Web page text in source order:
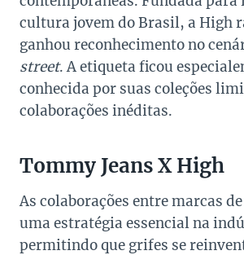
cultura jovem do Brasil, a High
ganhou reconhecimento no
street. A etiqueta ficou
conhecida por suas coleções
colaborações inéditas.
Tommy Jeans X High
As colaborações entre marcas
uma estratégia essencial na
permitindo que grifes se